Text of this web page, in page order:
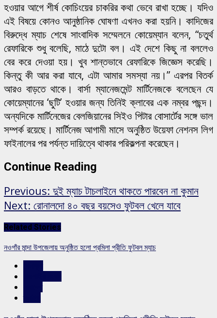
হওয়ার আগে শীর্ষ কোচিংয়ের চাকরির কথা ভেবে রাখা হচ্ছে। যদিও
এই বিষয়ে কোনও আনুষ্ঠানিক ঘোষণা এখনও করা হয়নি। কাদিজের
বিরুদ্ধে ম্যাচ শেষে সাংবাদিক সম্মেলনে কোয়েম্যান বলেন, “চতুর্থ
রেফারিকে শুধু বলেছি, মাঠে দুটো বল। এই দেশে কিছু না বললেও
বের করে দেওয়া হয়। খুব শান্তভাবে রেফারিকে জিজ্ঞেস করেছি।
কিন্তু কী আর করা যাবে, এটা আমার সমস্যা নয়।” এরপর বিতর্ক
আরও বাড়তে থাকে। বার্সা ম্যানেজমেন্ট মার্টিনেজকে বলেছেন যে
কোয়েম্যানের ‘ছুটি’ হওয়ার জন্য তিনিই ক্লাবের এক নম্বর পছন্দ।
অন্যদিকে মার্টিনেজের বেলজিয়ানের সিইও পিটার বোসার্টের সঙ্গে ভাল
সম্পর্ক রয়েছে। মার্টিনেজ আগামী মাসে অনুষ্ঠিত উয়েফা নেশনস লিগ
ফাইনালের পর পর্যন্ত দায়িত্বে থাকার পরিকল্পনা করেছেন।
Continue Reading
Previous: দুই ম্যাচ টাচলাইনে থাকতে পারবেন না কুমান
Next: রোনালদো ৪০ বছর বয়সেও ফুটবল খেলে যাবে
Related Stories
নওগাঁর মান্দা উপজেলায় অনুষ্ঠিত হলো প্রমিলা প্রীতি ফুটবল ম্যাচ